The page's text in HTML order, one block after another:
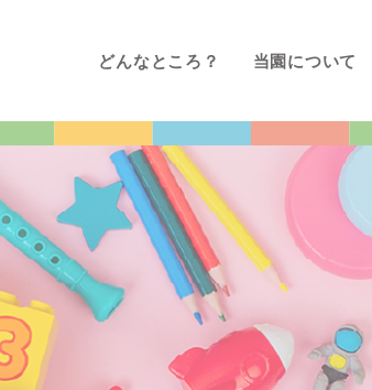
どんなところ？ 当園について